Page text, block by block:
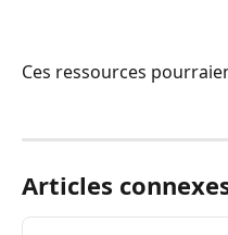
Ces ressources
Articles